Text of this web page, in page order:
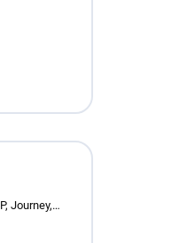
Journey,